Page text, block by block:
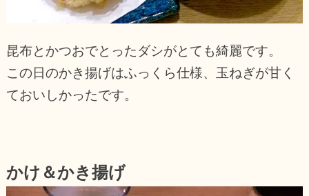
昆布とかつおでとったダシがとても綺麗です。
この日のかき揚げはふっくら仕様、玉ねぎが甘く
ておいしかったです。
かけ＆かき揚げ